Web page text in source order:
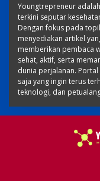
Youngtrepreneur
terkini seputar
Dengan fokus pada
menyediakan artikel
memberikan pembaca
sehat, aktif, serta
dunia perjalanan.
saja yang ingin terus
teknologi, dan